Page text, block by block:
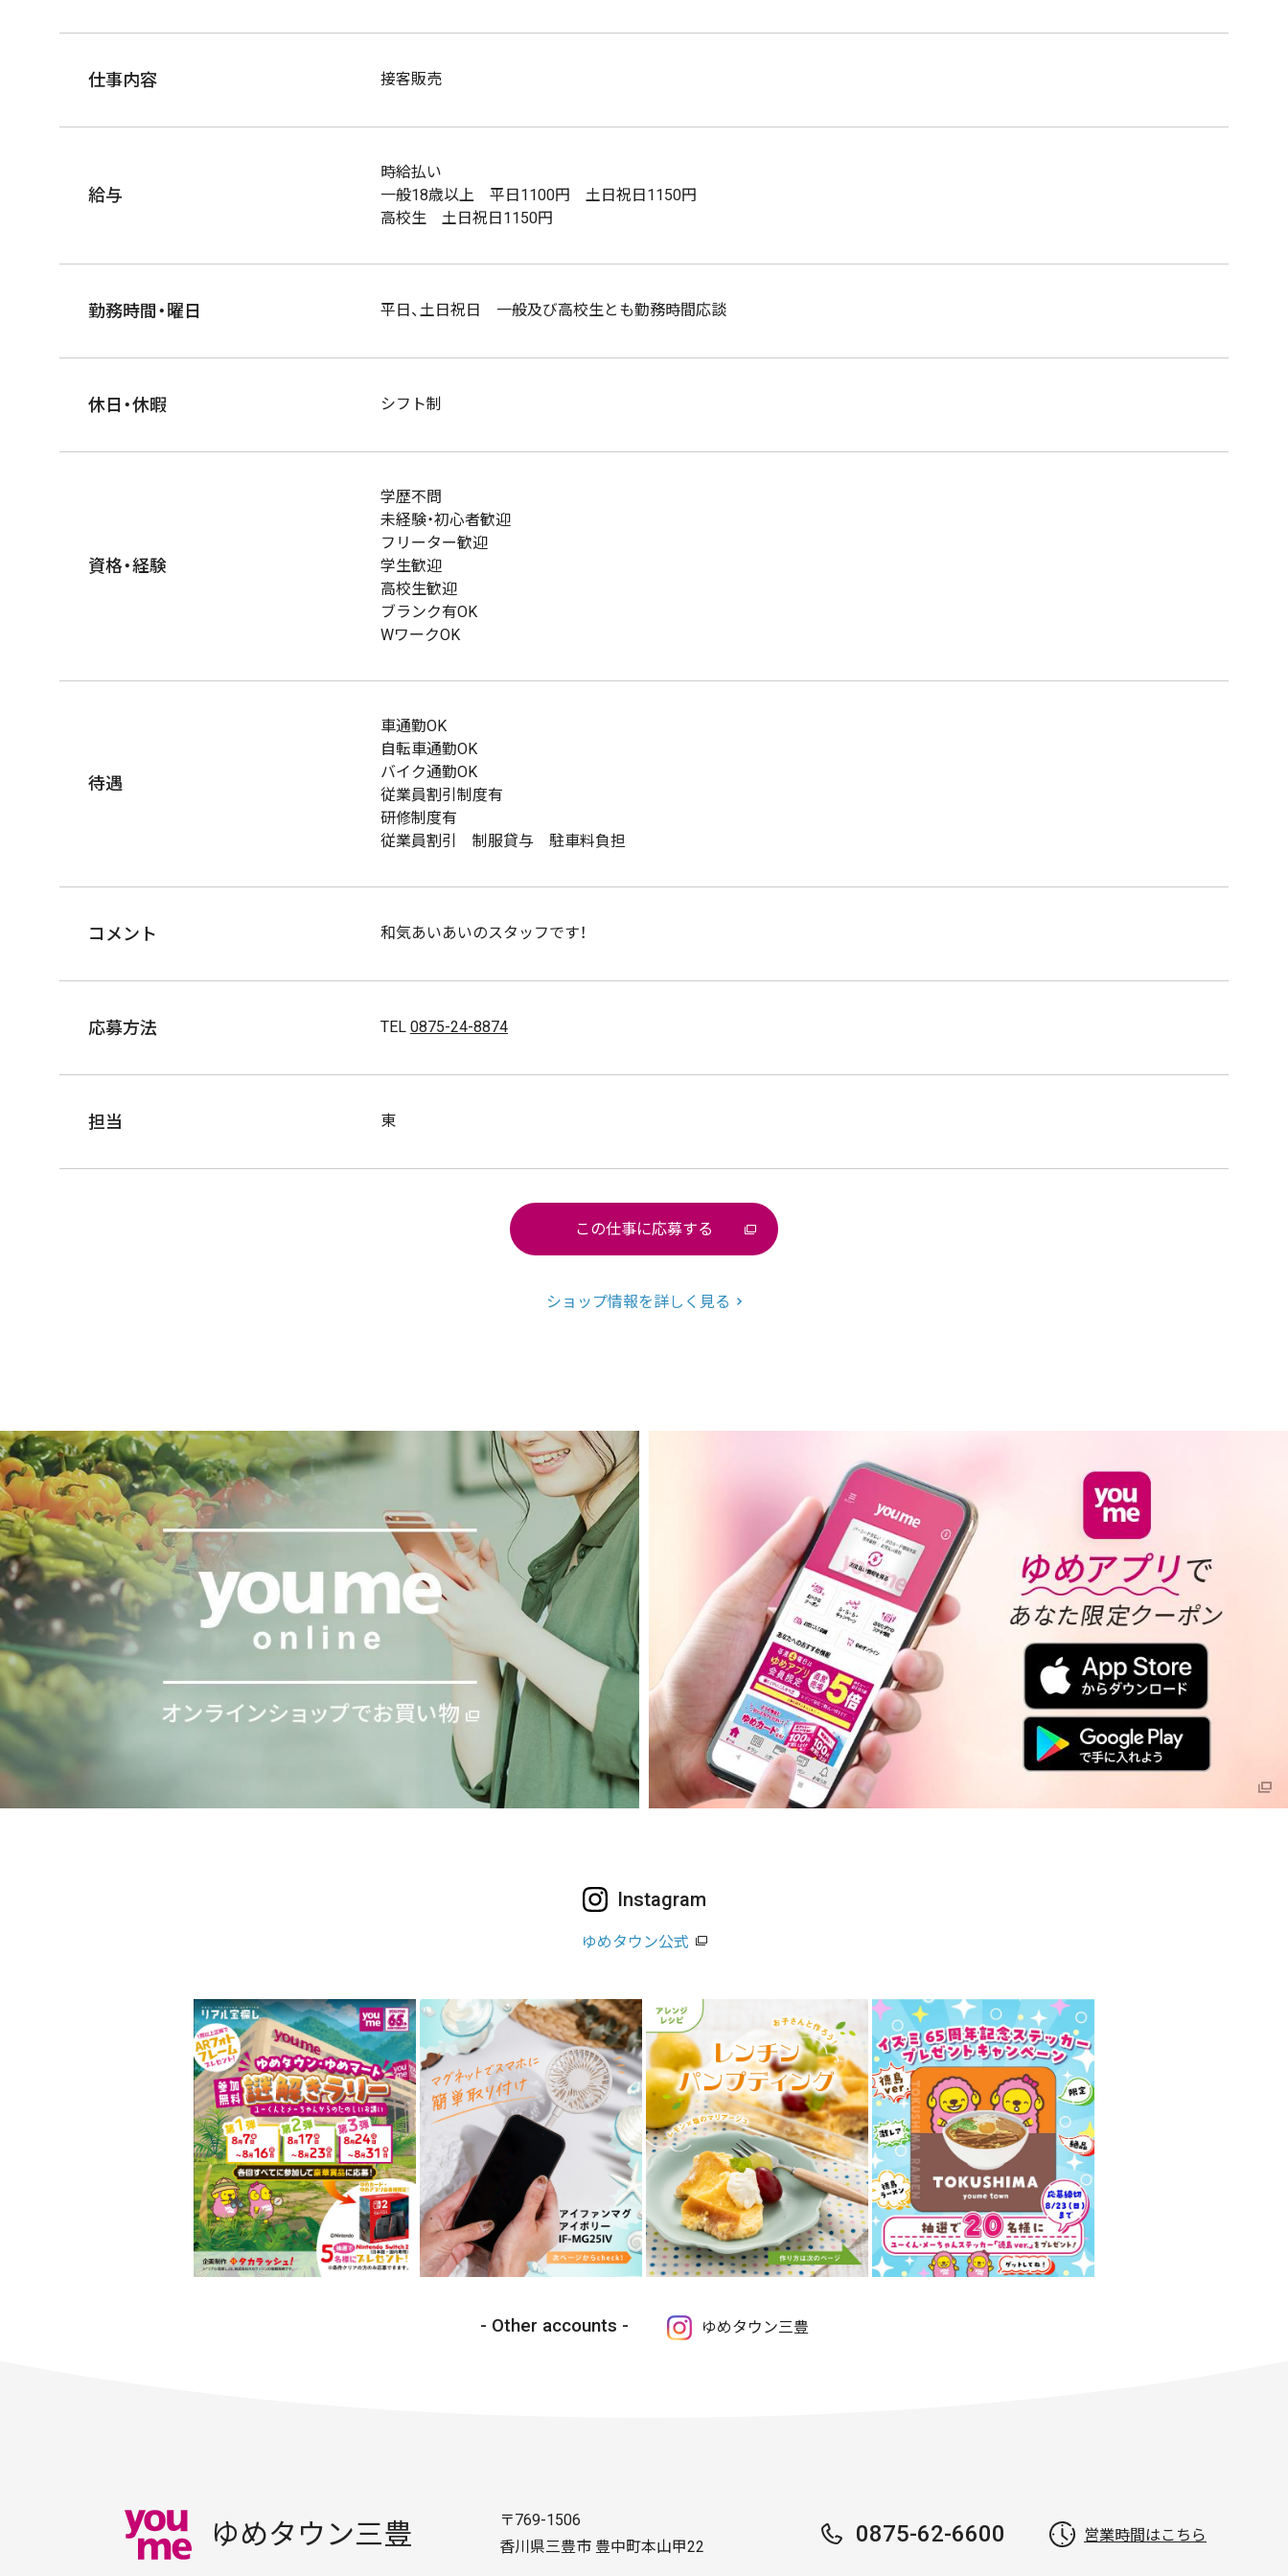
仕事内容 接客販売
給与
時給払い
一般18歳以上 平日1100円 土日祝日1150円
高校生 土日祝日1150円
勤務時間・曜日 平日、土日祝日 一般及び高校生とも勤務時間応談
休日・休暇 シフト制
資格・経験
学歴不問
未経験・初心者歓迎
フリーター歓迎
学生歓迎
高校生歓迎
ブランク有OK
WワークOK
待遇
車通勤OK
自転車通勤OK
バイク通勤OK
従業員割引制度有
研修制度有
従業員割引 制服貸与 駐車料負担
コメント 和気あいあいのスタッフです！
応募方法 TEL 0875-24-8874
担当 東
この仕事に応募する
ショップ情報を詳しく見る
Instagram
ゆめタウン公式
Other accounts ゆめタウン三豊
ゆめタウン三豊
〒769-1506
香川県三豊市 豊中町本山甲22
0875-62-6600 営業時間はこちら